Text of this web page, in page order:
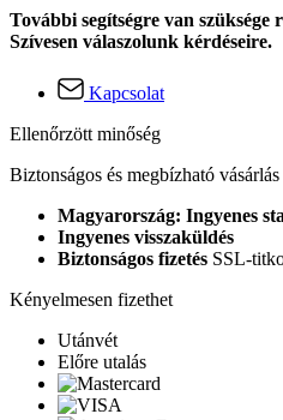
További segítségre van szüksége
Szívesen válaszolunk kérdéseire.
Kapcsolat
Ellenőrzött minőség
Biztonságos és megbízható vásárlás
Magyarország: Ingyenes
Ingyenes visszaküldés
Biztonságos fizetés SSL-
Kényelmesen fizethet
Utánvét
Előre utalás